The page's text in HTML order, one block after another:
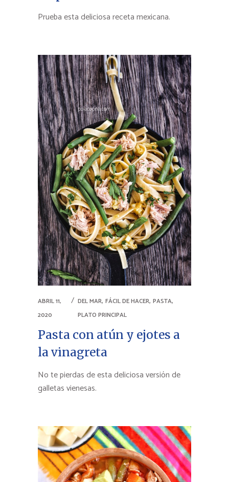
Prueba esta deliciosa receta mexicana.
ABRIL 11,
2020
DEL MAR, FÁCIL DE HACER, PASTA,
PLATO PRINCIPAL
Pasta con atún y ejotes a
la vinagreta
No te pierdas de esta deliciosa versión de
galletas vienesas.